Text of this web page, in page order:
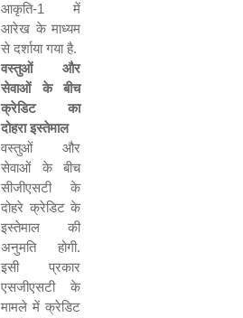
आकृति-1
में
आरेख के माध्यम
से दर्शाया गया है.
वस्तुओं और
सेवाओं के बीच
क्रेडिट का
दोहरा इस्तेमाल
वस्तुओं और
सेवाओं के बीच
सीजीएसटी के
दोहरे क्रेडिट के
इस्तेमाल की
अनुमति होगी.
इसी प्रकार
एसजीएसटी के
मामले में क्रेडिट